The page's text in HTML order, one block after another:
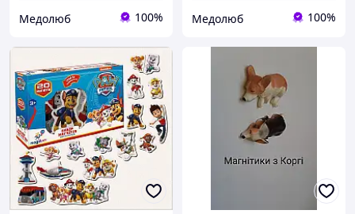
Медолюб 100% Медолюб 100%